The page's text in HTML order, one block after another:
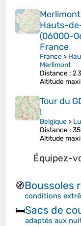
Hauts-
(06000-
France
France >
Merlimont
Distance : 2
Altitude
Tour du
!
Belgique >
Distance :
Altitude
Équipez-
🧭Boussoles
conditions
🛏️Sacs de
adaptés aux